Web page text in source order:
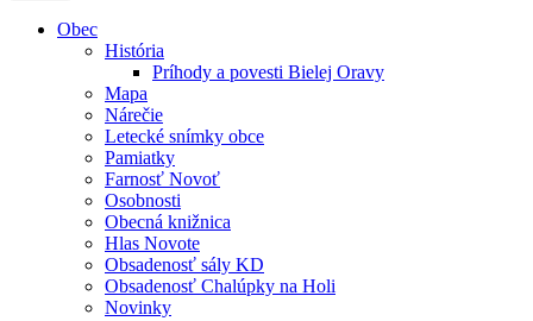
Obec
História
Príhody a povesti Bielej Oravy
Mapa
Nárečie
Letecké snímky obce
Pamiatky
Farnosť Novoť
Osobnosti
Obecná knižnica
Hlas Novote
Obsadenosť sály KD
Obsadenosť Chalúpky na Holi
Novinky